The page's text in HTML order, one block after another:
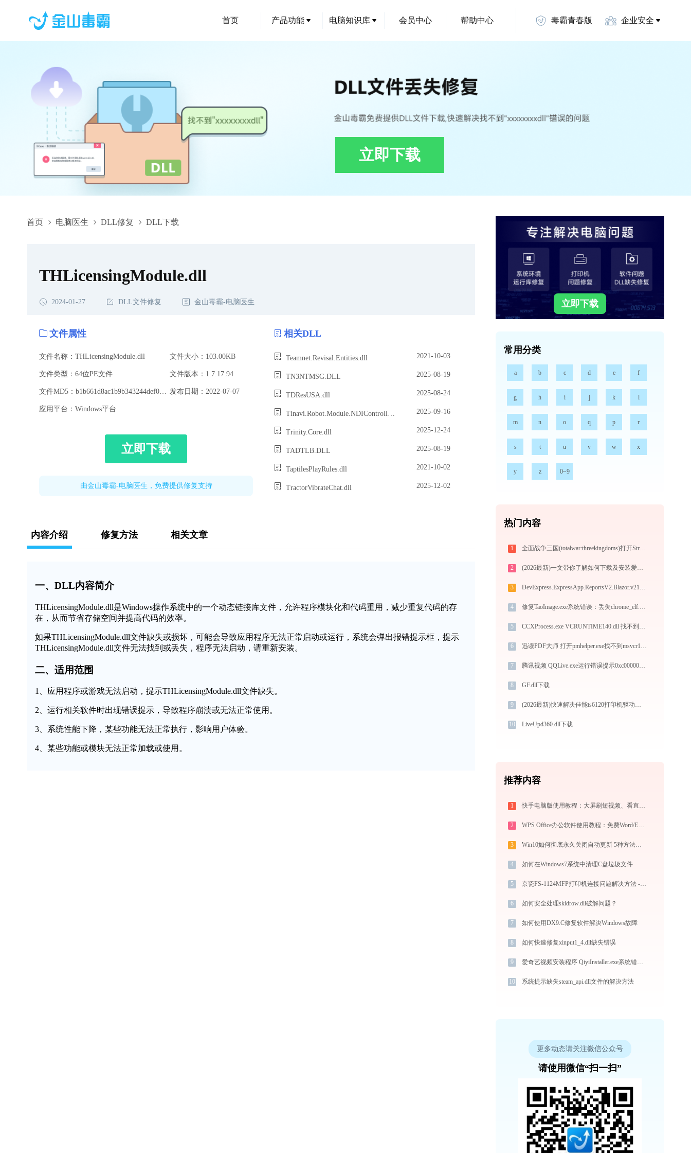
首页 产品功能 电脑知识库 会员中心 帮助中心 毒霸青春版 企业安全
立即下载
首页 电脑医生 DLL修复 DLL下载
THLicensingModule.dll,THLicensingModule.dll下载,THLicensingModule.dll修复
THLicensingModule.dll
2024-01-27 DLL文件修复 金山毒霸-电脑医生
文件属性
文件名称：THLicensingModule.dll 文件大小：103.00KB
文件类型：64位PE文件 文件版本：1.7.17.94
发布日期：2022-07-07
应用平台：Windows平台
立即下载
由金山毒霸-电脑医生，免费提供修复支持
相关DLL
Teamnet.Revisal.Entities.dll 2021-10-03
TN3NTMSG.DLL 2025-08-19
TDResUSA.dll 2025-08-24
Tinavi.Robot.Module.NDIController.dll 2025-09-16
Trinity.Core.dll 2025-12-24
TADTLB.DLL 2025-08-19
TaptilesPlayRules.dll 2021-10-02
TractorVibrateChat.dll 2025-12-02
内容介绍 修复方法 相关文章
一、DLL内容简介
THLicensingModule.dll是Windows操作系统中的一个动态链接库文件，允许程序模块化和代码重用，减少重复代码的存
在，从而节省存储空间并提高代码的效率。
如果THLicensingModule.dll文件缺失或损坏，可能会导致应用程序无法正常启动或运行，系统会弹出报错提示框，提示
THLicensingModule.dll文件无法找到或丢失，程序无法启动，请重新安装。
二、适用范围
1、应用程序或游戏无法启动，提示THLicensingModule.dll文件缺失。
2、运行相关软件时出现错误提示，导致程序崩溃或无法正常使用。
3、系统性能下降，某些功能无法正常执行，影响用户体验。
4、某些功能或模块无法正常加载或使用。
立即下载
常用分类
a b c d e f
g h i j k l
m n o q p r
s t u v w x
y z 0~9
热门内容
1 全面战争三国(totalwar:threekingdoms)打开Stronghold.exe提示0xc0000022错误码怎么办
2 (2026最新)一文带你了解如何下载及安装爱普生L565打印机驱动
3 DevExpress.ExpressApp.ReportsV2.Blazor.v21.2.dll下载
4 修复TaoImage.exe系统错误：丢失chrome_elf.dll解决方法
5 CCXProcess.exe VCRUNTIME140.dll 找不到？3种有效解决方法
6 迅读PDF大师 打开pmhelper.exe找不到msvcr100.dll怎么办
7 腾讯视频 QQLive.exe运行错误提示0xc0000017的解决办法
8 GF.dll下载
9 (2026最新)快速解决佳能ts6120打印机驱动安装问题，这篇文章告诉你方法
10 LiveUpd360.dll下载
推荐内容
1 快手电脑版使用教程：大屏刷短视频、看直播与PC直播伴侣一站式指南
2 WPS Office办公软件使用教程：免费Word/Excel/PPT/PDF一站式高效办公套件
3 Win10如何彻底永久关闭自动更新 5种方法教你永久关闭win10自动更新
4 如何在Windows7系统中清理C盘垃圾文件
5 京瓷FS-1124MFP打印机连接问题解决方法 - 金山毒霸
6 如何安全处理skidrow.dll破解问题？
7 如何使用DX9.C修复软件解决Windows故障
8 如何快速修复xinput1_4.dll缺失错误
9 爱奇艺视频安装程序 QiyiInstaller.exe系统错误gdiplus.dll丢失如何解决
10 系统提示缺失steam_api.dll文件的解决方法
更多动态请关注微信公众号
请使用微信“扫一扫”